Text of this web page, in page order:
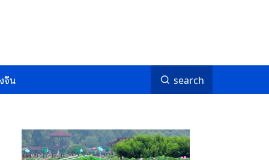
จีน search